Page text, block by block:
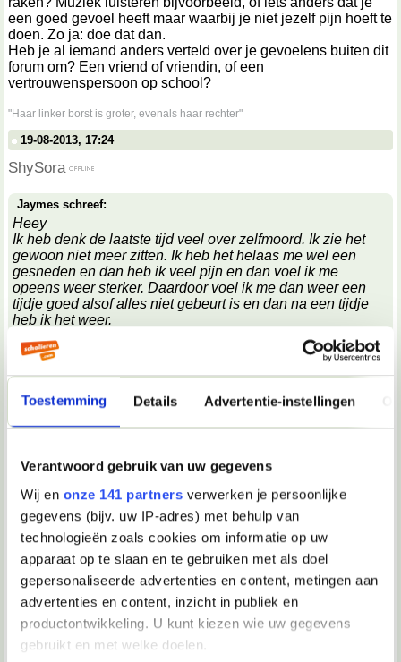
Toestemming Details Advertentie-instellingen
Verantwoord gebruik van uw gegevens
Wij en onze 141 partners verwerken je persoonlijke
gegevens (bijv. uw IP-adres) met behulp van
technologieën zoals cookies om informatie op uw
apparaat op te slaan en te gebruiken met als doel
gepersonaliseerde advertenties en content, metingen aan
advertenties en content, inzicht in publiek en
productontwikkeling. U kunt kiezen wie uw gegevens
gebruikt en met welke doelen.
een goed gevoel heeft maar waarbij je niet jezelf pijn hoeft te
doen. Zo ja: doe dat dan.
Heb je al iemand anders verteld over je gevoelens buiten dit
forum om? Een vriend of vriendin, of een
vertrouwenspersoon op school?
"Haar linker borst is groter, evenals haar rechter"
19-08-2013, 17:24
ShySora
Jaymes schreef:
Heey
Ik heb denk de laatste tijd veel over zelfmoord. Ik zie het
gewoon niet meer zitten. Ik heb het helaas me wel een
gesneden en dan heb ik veel pijn en dan voel ik me
opeens weer sterker. Daardoor voel ik me dan weer een
tijdje goed alsof alles niet gebeurt is en dan na een tijdje
heb ik het weer.
Of ben ik gek?
Groetjes jaymes
Heb je een goeie vriend of vriendin waarmee je kan praten
Een dagboek bijhouden kan ook helpen.
19-08-2013, 17:27
Verwijderd
Kan je iets concreter zijn over je problemen?
Relatieproblemen, problemen thuis, op school,..?
Hoe meer wij weten, hoe beter we je kunnen helpen.
19-08-2013, 17:59
Jaymes